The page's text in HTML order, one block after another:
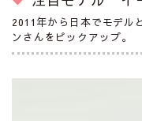
2011年から日本でモデル
ンさんをピックアップ。